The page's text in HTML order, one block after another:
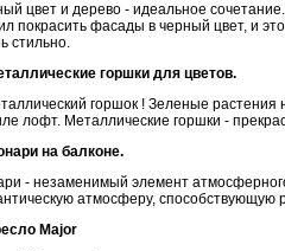
цвет и дерево - идеальное
покрасить фасады в черный цвет, и
стильно.
горшки для цветов.
горшок ! Зеленые растения
лофт. Металлические горшки -
на балконе.
- незаменимый элемент
атмосферу, способствующую
Major